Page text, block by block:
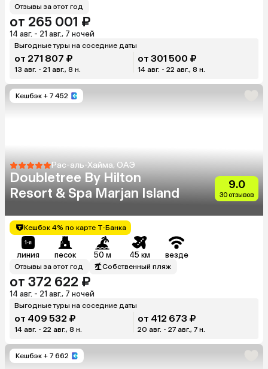
Отзывы за этот год
от 265 001 ₽
14 авг. - 21 авг., 7 ночей
Выгодные туры на соседние даты
от 271 807 ₽
13 авг. - 21 авг., 8 н.
от 301 500 ₽
14 авг. - 22 авг., 8 н.
Кешбэк + 7 452
Рас-аль-Хайма, ОАЭ
Doubletree By Hilton
Resort & Spa Marjan Island
9.0
30 отзывов
Кешбэк 4% по карте Т-Банка
линия песок 50 м 45 км везде
Отзывы за этот год Собственный пляж
от 372 622 ₽
14 авг. - 21 авг., 7 ночей
Выгодные туры на соседние даты
от 409 532 ₽
14 авг. - 22 авг., 8 н.
от 412 673 ₽
20 авг. - 27 авг., 7 н.
Кешбэк + 7 662